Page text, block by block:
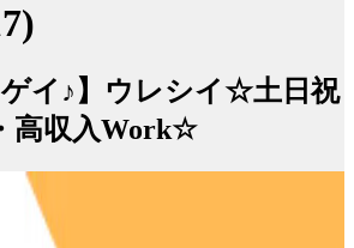
ゲイ♪】ウレシイ☆土日祝
高収入Work☆